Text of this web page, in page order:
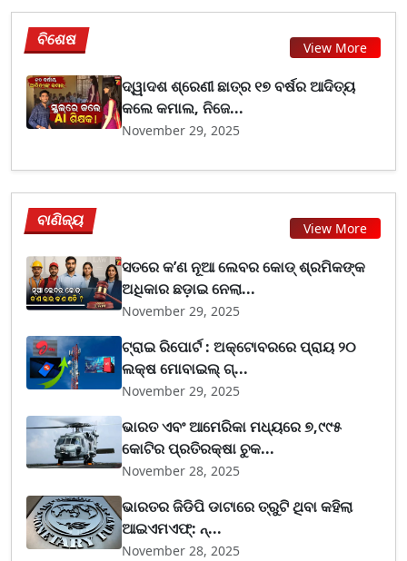
ବିଶେଷ View More
ଦ୍ୱାଦଶ ଶ୍ରେଣୀ ଛାତ୍ର ୧୭ ବର୍ଷର ଆଦିତ୍ୟ
କଲେ କମାଲ, ନିଜେ...
November 29, 2025
ବାଣିଜ୍ୟ View More
ସତରେ କ’ଣ ନୂଆ ଲେବର କୋଡ୍‌ ଶ୍ରମିକଙ୍କ
ଅଧିକାର ଛଡ଼ାଇ ନେଲା...
November 29, 2025
ଟ୍ରାଇ ରିପୋର୍ଟ : ଅକ୍ଟୋବରରେ ପ୍ରାୟ ୨୦
ଲକ୍ଷ ମୋବାଇଲ୍ ଗ୍...
November 29, 2025
ଭାରତ ଏବଂ ଆମେରିକା ମଧ୍ୟରେ ୭,୯୯୫
କୋଟିର ପ୍ରତିରକ୍ଷା ଚୁକ...
November 28, 2025
ଭାରତର ଜିଡିପି ଡାଟାରେ ତ୍ରୁଟି ଥିବା କହିଲା
ଆଇଏମଏଫ୍‌: ନ୍...
November 28, 2025